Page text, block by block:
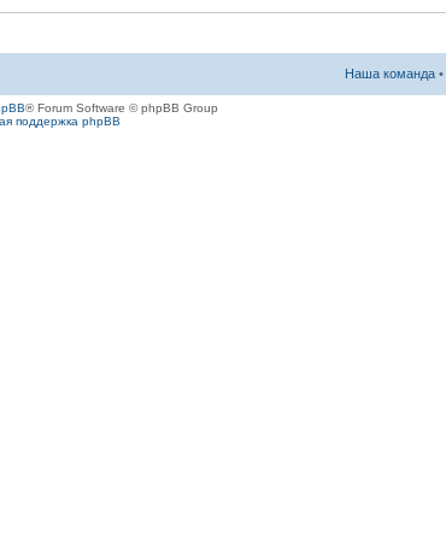
Наша команда •
® Forum Software © phpBB Group
поддержка phpBB